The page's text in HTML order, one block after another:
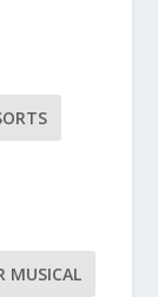
MUSICAL